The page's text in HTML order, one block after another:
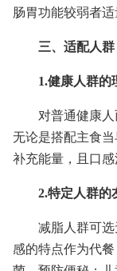
肠胃功能较弱者
三、适配人
1.健康人群的
对普通健康
无论是搭配主食
补充能量，且口感
2.特定人群的
减脂人群可
感的特点作为代